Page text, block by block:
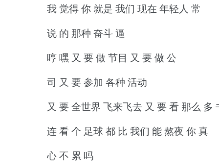
我 觉得 你 就是 我们 现在 年轻人 常
说 的 那种 奋斗 逼
哼 嘿 又 要 做 节目 又 要 做 公
司 又 要 参加 各种 活动
又 要 全世界 飞来飞去 又 要 看 那么 多
连 看 个 足球 都 比 我们 能 熬夜 你 真
心 不 累 吗